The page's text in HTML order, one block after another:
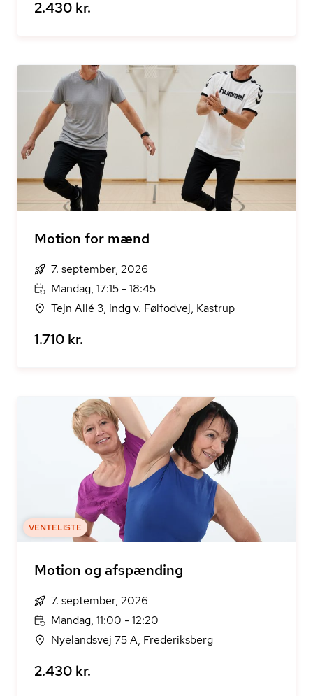
2.430 kr.
Motion for mænd
7. september, 2026
Mandag, 17:15 - 18:45
Tejn Allé 3, indg v. Følfodvej, Kastrup
1.710 kr.
VENTELISTE
Motion og afspænding
7. september, 2026
Mandag, 11:00 - 12:20
Nyelandsvej 75 A, Frederiksberg
2.430 kr.